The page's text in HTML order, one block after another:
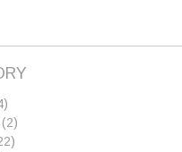
(2)